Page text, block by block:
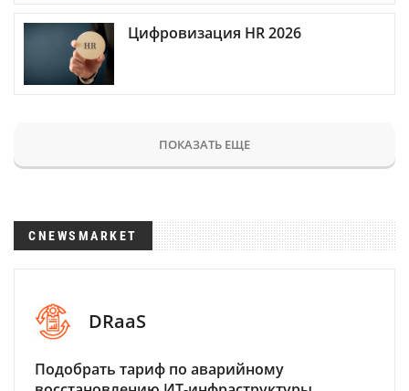
Цифровизация HR 2026
ПОКАЗАТЬ ЕЩЕ
CNEWSMARKET
DRaaS
Подобрать тариф по аварийному